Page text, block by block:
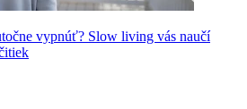
vypnúť? Slow living vás naučí